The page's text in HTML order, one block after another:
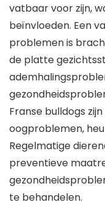
vatbaar voor zijn,
beïnvloeden. Een
problemen is
de platte
Franse bulldogs
oogproblemen,
Regelmatige
preventieve
te behandelen.